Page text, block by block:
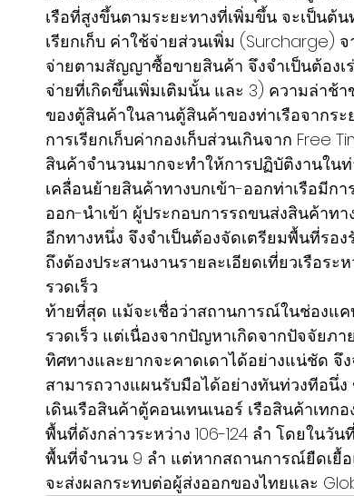
เรือที่สูงขึ้นตามระยะทางที่เพิ่มขึ้น จะเป็นต้
เรียกเก็บ ค่าใช้จ่ายส่วนเพิ่ม (Surcharge)
จ่ายตามสัญญาซื้อขายสินค้า จึงจำเป็นต้อง
จ่ายที่เกิดขึ้นเพิ่มเติมนั้น และ 3) ความล่าช้
ของตู้สินค้าในลานตู้สินค้าของท่าเรือจากระ
การเรียกเก็บค่ากองเก็บส่วนเกินจาก Free
สินค้าจำนวนมากจะทำให้การปฏิบัติงานใน
เคลื่อนย้ายสินค้าทางบกเข้า-ออกท่าเรือมีก
ออก-นำเข้า ผู้ประกอบการรถขนส่งสินค้าท
อีกทางหนึ่ง จึงจำเป็นต้องจัดเตรียมพื้นที่รอ
ถึงต้องประสานงานรายละเอียดเที่ยวเรือระ
รวดเร็ว
ท้ายที่สุด แม้จะเชื่อว่าสถานการณ์ในช่องแ
รวดเร็ว แต่เนื่องจากปัญหาเกิดจากปัจจัยภ
ทิศทางและยากจะคาดเดาได้อย่างแน่ชัด จึ
สามารถวางแผนรับมือได้อย่างทันท่วงทีอนึ่
เดินเรือสินค้าตู้คอนเทนเนอร์ เรือสินค้าเทก
พื้นที่ดังกล่าวระหว่าง 106-124 ลำ โดยในวั
พื้นที่จำนวน 9 ลำ แต่หากสถานการณ์ยืดเยื้
จะส่งผลกระทบต่อผู้ส่งออกของไทยและ